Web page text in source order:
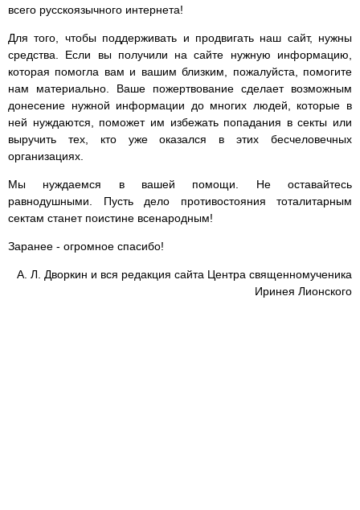
всего русскоязычного интернета!
Для того, чтобы поддерживать и продвигать наш сайт, нужны
средства. Если вы получили на сайте нужную информацию,
которая помогла вам и вашим близким, пожалуйста, помогите
нам материально. Ваше пожертвование сделает возможным
донесение нужной информации до многих людей, которые в
ней нуждаются, поможет им избежать попадания в секты или
выручить тех, кто уже оказался в этих бесчеловечных
организациях.
Мы нуждаемся в вашей помощи. Не оставайтесь
равнодушными. Пусть дело противостояния тоталитарным
сектам станет поистине всенародным!
Заранее - огромное спасибо!
А. Л. Дворкин и вся редакция сайта Центра священномученика
Иринея Лионского